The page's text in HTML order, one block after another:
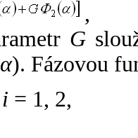
,
G
α). Fázovou
i = 1, 2,